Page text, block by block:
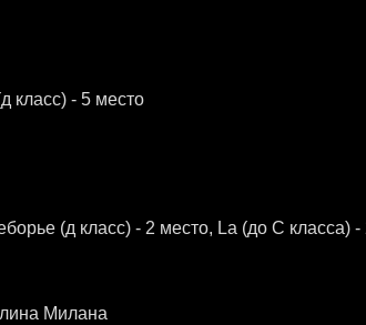
класс) - 5 место
(д класс) - 2 место, La (до С класса) -
Милана